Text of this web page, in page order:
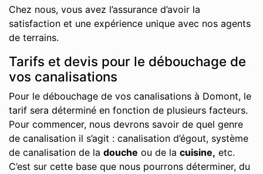
Chez nous, vous avez l’assurance d’avoir la
satisfaction et une expérience unique avec nos agents
de terrains.
Tarifs et devis pour le débouchage de
vos canalisations
Pour le débouchage de vos canalisations à Domont, le
tarif sera déterminé en fonction de plusieurs facteurs.
Pour commencer, nous devrons savoir de quel genre
de canalisation il s’agit : canalisation d’égout, système
de canalisation de la douche ou de la cuisine, etc.
C’est sur cette base que nous pourrons déterminer, du